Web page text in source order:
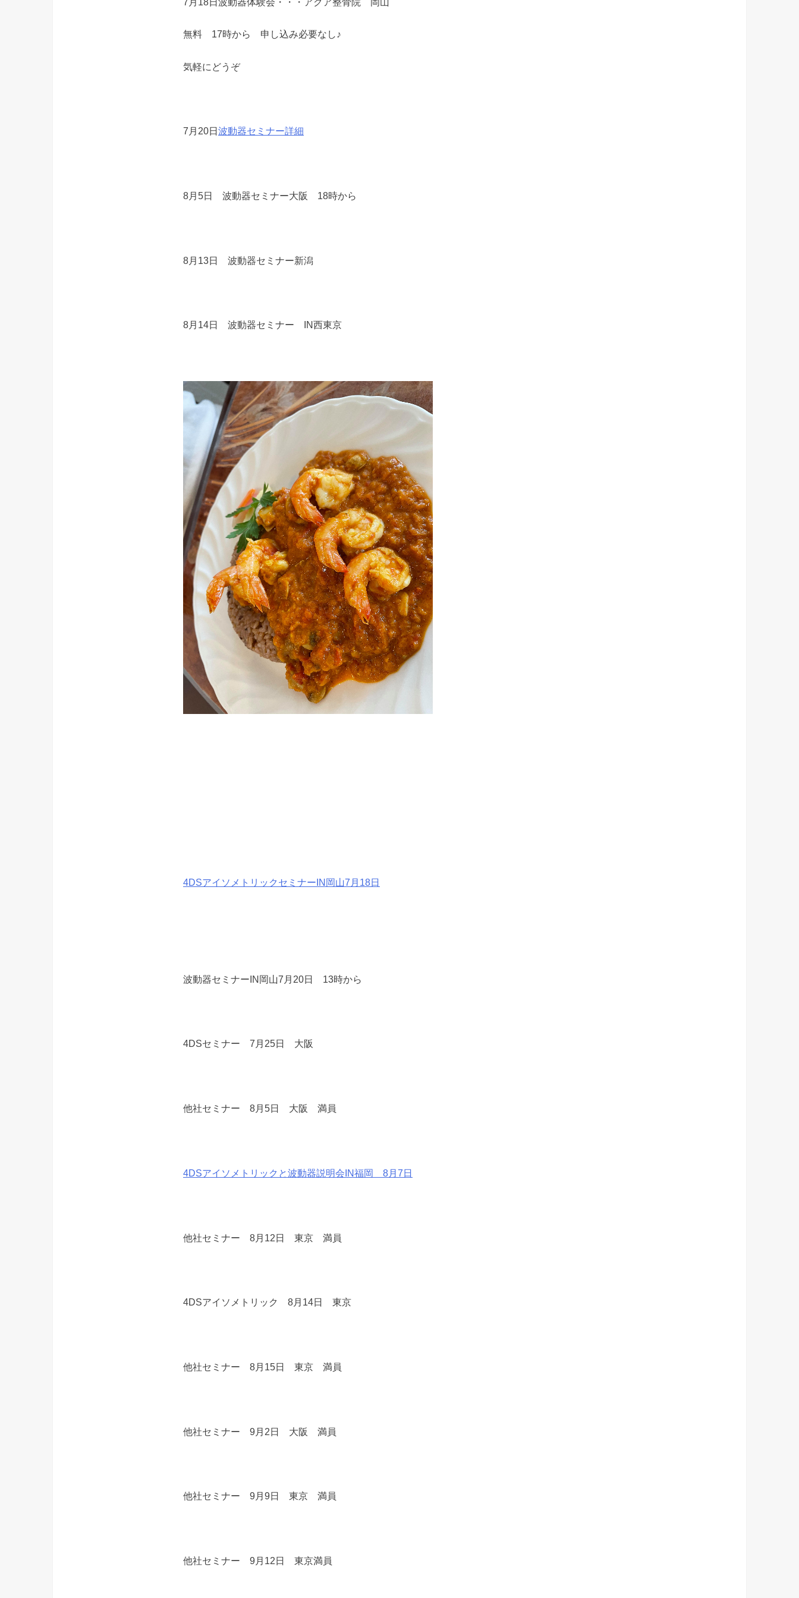
無料 17時から 申し込み必要なし♪
気軽にどうぞ
7月20日波動器セミナー詳細
8月5日 波動器セミナー大阪 18時から
8月13日 波動器セミナー新潟
8月14日 波動器セミナー IN西東京
4DSアイソメトリックセミナーIN岡山7月18日
波動器セミナーIN岡山7月20日 13時から
4DSセミナー 7月25日 大阪
他社セミナー 8月5日 大阪 満員
4DSアイソメトリックと波動器説明会IN福岡 8月7日
他社セミナー 8月12日 東京 満員
4DSアイソメトリック 8月14日 東京
他社セミナー 8月15日 東京 満員
他社セミナー 9月2日 大阪 満員
他社セミナー 9月9日 東京 満員
他社セミナー 9月12日 東京満員